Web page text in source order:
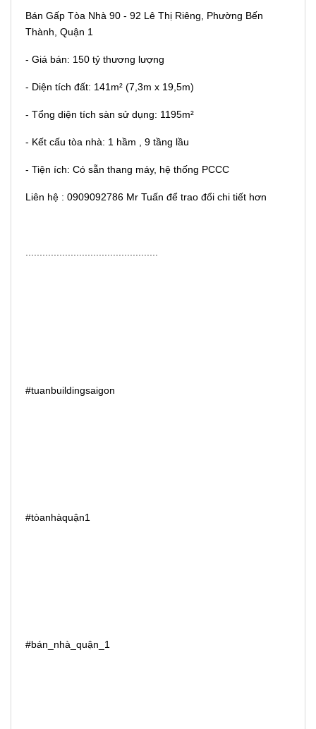
Bán Gấp Tòa Nhà 90 - 92 Lê Thị Riêng, Phường Bến
Thành, Quận 1
- Giá bán: 150 tỷ thương lượng
- Diện tích đất: 141m² (7,3m x 19,5m)
- Tổng diện tích sàn sử dụng: 1195m²
- Kết cấu tòa nhà: 1 hầm , 9 tầng lầu
- Tiện ích: Có sẵn thang máy, hệ thống PCCC
Liên hệ : 0909092786 Mr Tuấn để trao đổi chi tiết hơn
#tuanbuildingsaigon
#tòanhàquận1
#bán_nhà_quận_1